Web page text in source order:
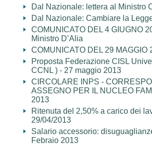
Dal Nazionale: lettera al Ministro
Dal Nazionale: Cambiare la
COMUNICATO DEL 4 GIUGNO
Ministro D’Alia
COMUNICATO DEL 29 MAGGIO
Proposta Federazione CISL
CCNL ) - 27 maggio 2013
CIRCOLARE INPS -
ASSEGNO PER IL NUCLEO
2013
Ritenuta del 2,50% a carico dei
29/04/2013
Salario accessorio:
Febraio 2013